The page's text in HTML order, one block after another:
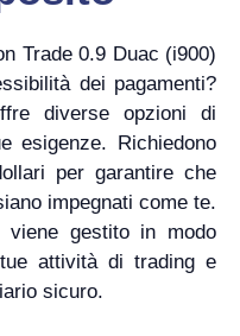
Trade 0.9 Duac (i900)
dei pagamenti?
diverse opzioni di
esigenze. Richiedono
per garantire che
impegnati come te.
viene gestito in modo
attività di trading e
sicuro.